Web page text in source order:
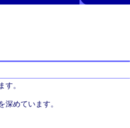
。
めています。